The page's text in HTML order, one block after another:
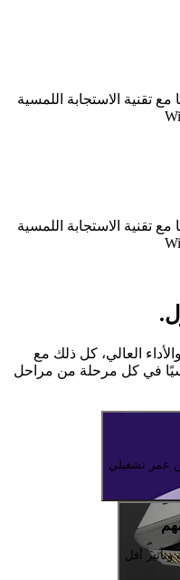
مع تقنية الاستجابة اللمسية
مع تقنية الاستجابة اللمسية
العالي، كل ذلك مع
في كل مرحلة من مراحل
عمر تشغيلي
وتأثير أقل